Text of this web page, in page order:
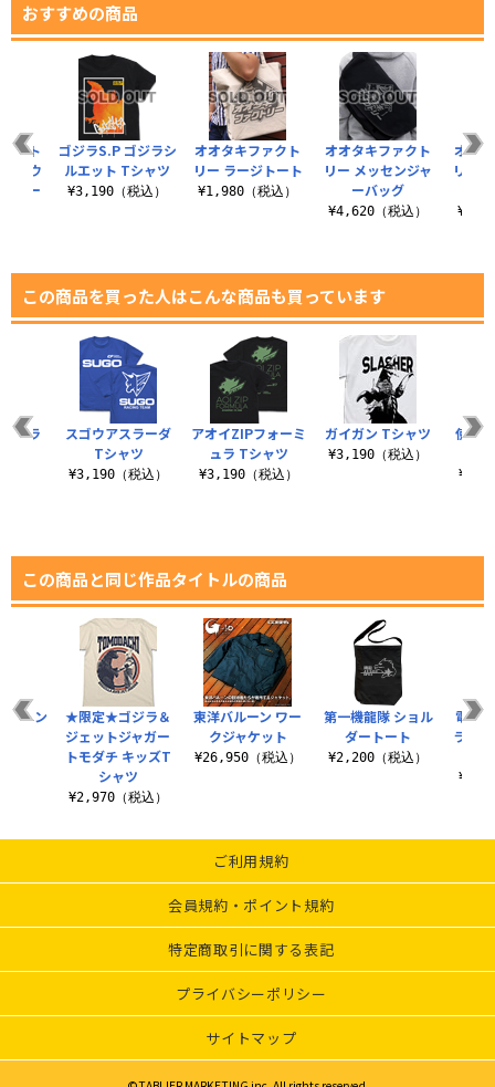
おすすめの商品
オオタキファクト
リー ラージトート
¥1,980（税込）
オオタキファクト
リー メッセンジャ
ーバッグ
¥4,620（税込）
オオ
リー
クト
ドウ
カー
ゴジラS.P ゴジラシ
ルエット Tシャツ
¥3,190（税込）
この商品を買った人はこんな商品も買っています
アオイZIPフォーミ
ュラ Tシャツ
¥3,190（税込）
ガイガン Tシャツ
¥3,190（税込）
使徒
トラ
スゴウアスラーダ
Tシャツ
¥3,190（税込）
この商品と同じ作品タイトルの商品
東洋バルーン ワー
クジャケット
¥26,950（税込）
第一機龍隊 ショル
ダートート
¥2,200（税込）
電車
ラ（
ッペン
★限定★ゴジラ＆
ジェットジャガー
トモダチ キッズT
シャツ
¥2,970（税込）
ご利用規約
会員規約・ポイント規約
特定商取引に関する表記
プライバシーポリシー
サイトマップ